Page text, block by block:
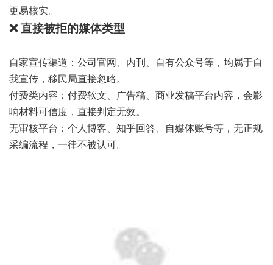
更易核实。
❌ 直接被拒的媒体类型
自家宣传渠道：公司官网、内刊、自有公众号等，均属于自
我宣传，移民局直接忽略。
付费类内容：付费软文、广告稿、商业发稿平台内容，会影
响材料可信度，直接判定无效。
无审核平台：个人博客、知乎回答、自媒体账号等，无正规
采编流程，一律不被认可。